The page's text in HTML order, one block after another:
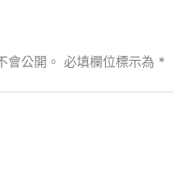
會公開。 必填欄位標示為 *